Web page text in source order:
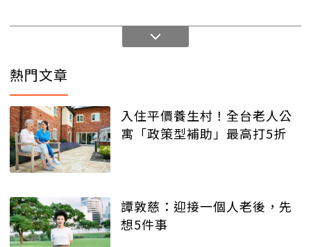
熱門文章
入住平價養生村！全台老人公
寓「政策型補助」最高打5折
譚敦慈：迎接一個人老後，先
想5件事